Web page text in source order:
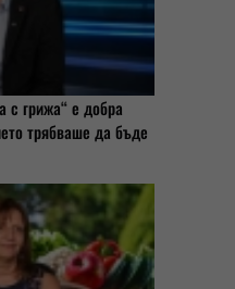
с грижа“ е добра
трябваше да бъде